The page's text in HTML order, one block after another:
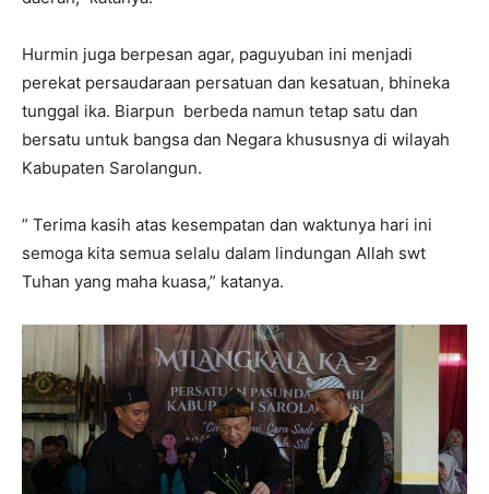
Hurmin juga berpesan agar, paguyuban ini menjadi
perekat persaudaraan persatuan dan kesatuan, bhineka
tunggal ika. Biarpun berbeda namun tetap satu dan
bersatu untuk bangsa dan Negara khususnya di wilayah
Kabupaten Sarolangun.
” Terima kasih atas kesempatan dan waktunya hari ini
semoga kita semua selalu dalam lindungan Allah swt
Tuhan yang maha kuasa,” katanya.